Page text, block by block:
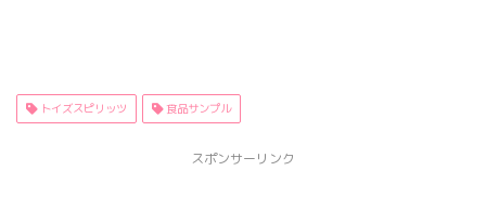
トイズスピリッツ 食品サンプル
スポンサーリンク